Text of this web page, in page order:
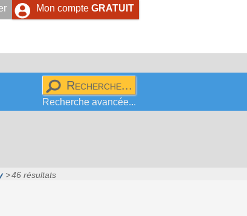
Mon compte GRATUIT
Recherche avancée...
46 résultats